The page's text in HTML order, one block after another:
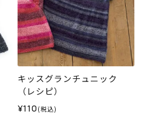
キッスグランチュニック
（レシピ）
¥110 (税込)